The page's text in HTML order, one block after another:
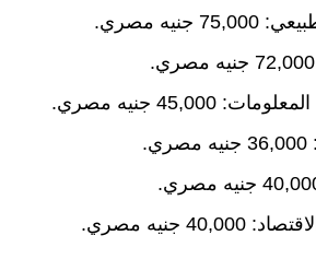
جنيه مصري.
45,000 جنيه مصري.
جنيه مصري.